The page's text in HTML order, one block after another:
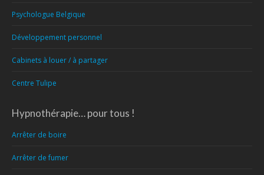
Psychologue Belgique
Développement personnel
Cabinets à louer / à partager
Centre Tulipe
Hypnothérapie… pour tous !
Arrêter de boire
Arrêter de fumer